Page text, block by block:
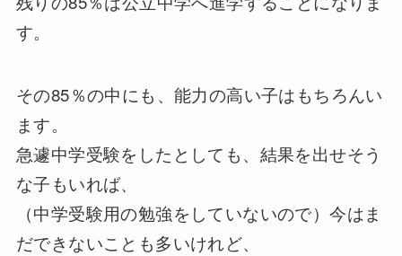
す。
その85％の中にも、能力の高い子はもちろんい
ます。
急遽中学受験をしたとしても、結果を出せそう
な子もいれば、
（中学受験用の勉強をしていないので）今はま
だできないことも多いけれど、